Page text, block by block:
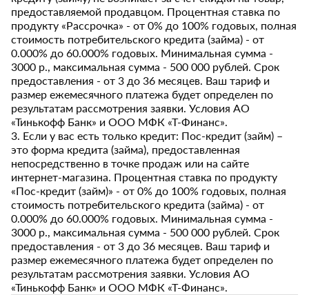
предоставляемой продавцом. Процентная ставка по
продукту «Рассрочка» - от 0% до 100% годовых, полная
стоимость потребительского кредита (займа) - от
0.000% до 60.000% годовых. Минимальная сумма -
3000 р., максимальная сумма - 500 000 рублей. Срок
предоставления - от 3 до 36 месяцев. Ваш тариф и
размер ежемесячного платежа будет определен по
результатам рассмотрения заявки. Условия АО
«Тинькофф Банк» и ООО МФК «Т-Финанс».
3. Если у вас есть только кредит: Пос-кредит (займ) –
это форма кредита (займа), предоставленная
непосредственно в точке продаж или на сайте
интернет-магазина. Процентная ставка по продукту
«Пос-кредит (займ)» - от 0% до 100% годовых, полная
стоимость потребительского кредита (займа) - от
0.000% до 60.000% годовых. Минимальная сумма -
3000 р., максимальная сумма - 500 000 рублей. Срок
предоставления - от 3 до 36 месяцев. Ваш тариф и
размер ежемесячного платежа будет определен по
результатам рассмотрения заявки. Условия АО
«Тинькофф Банк» и ООО МФК «Т-Финанс».